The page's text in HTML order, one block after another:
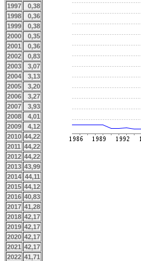
1997
0,38
1998
0,36
1999
0,38
2000
0,35
2001
0,36
2002
0,83
2003
3,07
2004
3,13
2005
3,20
2006
3,27
2007
3,93
2008
4,01
2009
4,12
2010 44,22
2011 44,22
2012 44,22
2013 43,99
2014 44,11
2015 44,12
2016 40,83
2017 41,28
2018 42,17
2019 42,17
2020 42,17
2021 42,17
2022 41,71